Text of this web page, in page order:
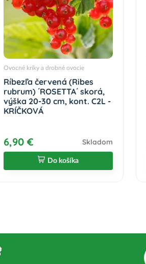
Ovocné kríky a drobné ovocie
Ríbezľa červená (Ribes
rubrum) ´ROSETTA´ skorá,
výška 20-30 cm, kont. C2L -
KRÍČKOVÁ
6,90 € Skladom
Do košíka